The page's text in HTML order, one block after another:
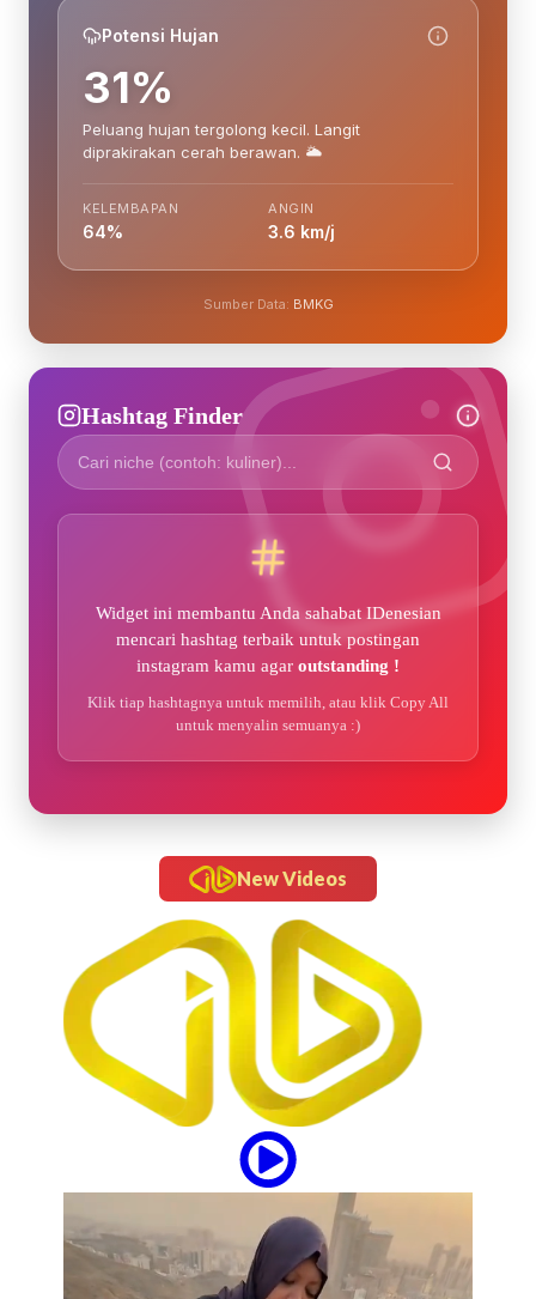
Potensi Hujan
31%
Peluang hujan tergolong kecil. Langit
diprakirakan cerah berawan. 🌥️
KELEMBAPAN
64%
ANGIN
3.6 km/j
Sumber Data: BMKG
Hashtag Finder
Widget ini membantu Anda sahabat IDenesian
mencari hashtag terbaik untuk postingan
instagram kamu agar outstanding !
Klik tiap hashtagnya untuk memilih, atau klik Copy All
untuk menyalin semuanya :)
New Videos